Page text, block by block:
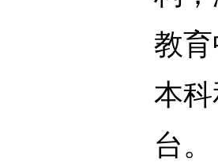
教
本
台。